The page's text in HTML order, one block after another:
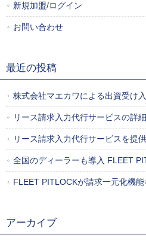
新規加盟/ログイン
お問い合わせ
最近の投稿
株式会社マエカワによる出資受け
リース請求入力代行サービスの詳
リース請求入力代行サービスを提
全国のディーラーも導入 FLEET
FLEET PITLOCKが請求一元化機
アーカイブ